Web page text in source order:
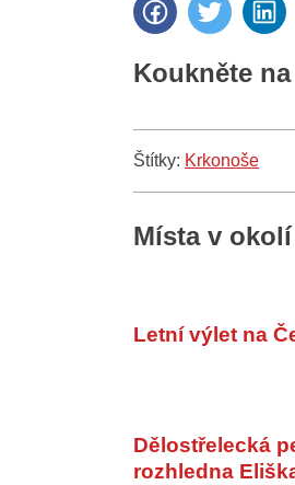
Koukněte
Štítky: Krkonoše
Místa v okolí
Letní výlet na
Dělostřelecká
rozhledna